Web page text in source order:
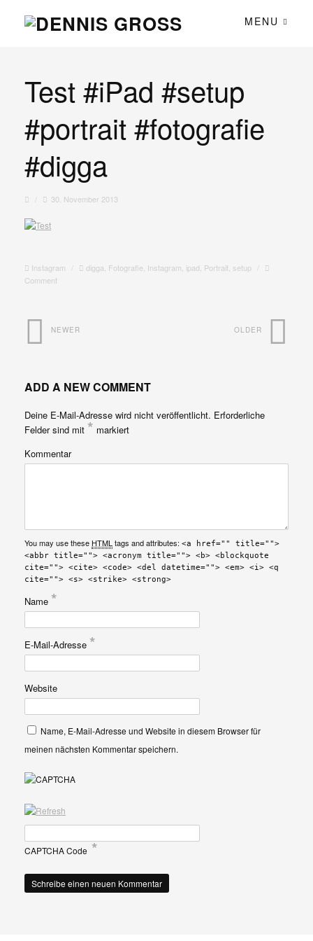
MENU
Test #iPad #setup
#portrait #fotografie
#digga
30. November 2013
Instagram digga Fotografie Instagram ipad Portrait setup
Comment
OLDER
NEWER
ADD A NEW COMMENT
Deine E-Mail-Adresse wird nicht veröffentlicht. Erforderliche
Felder sind mit * markiert
Kommentar
You may use these HTMLtags and attributes: <a href="" title="">
<abbr title=""> <acronym title=""> <b> <blockquote
cite=""> <cite> <code> <del datetime=""> <em> <i> <q
cite=""> <s> <strike> <strong>
Name *
E-Mail-Adresse *
Website
Name, E-Mail-Adresse und Website in diesem Browser für
meinen nächsten Kommentar speichern.
CAPTCHA Code*